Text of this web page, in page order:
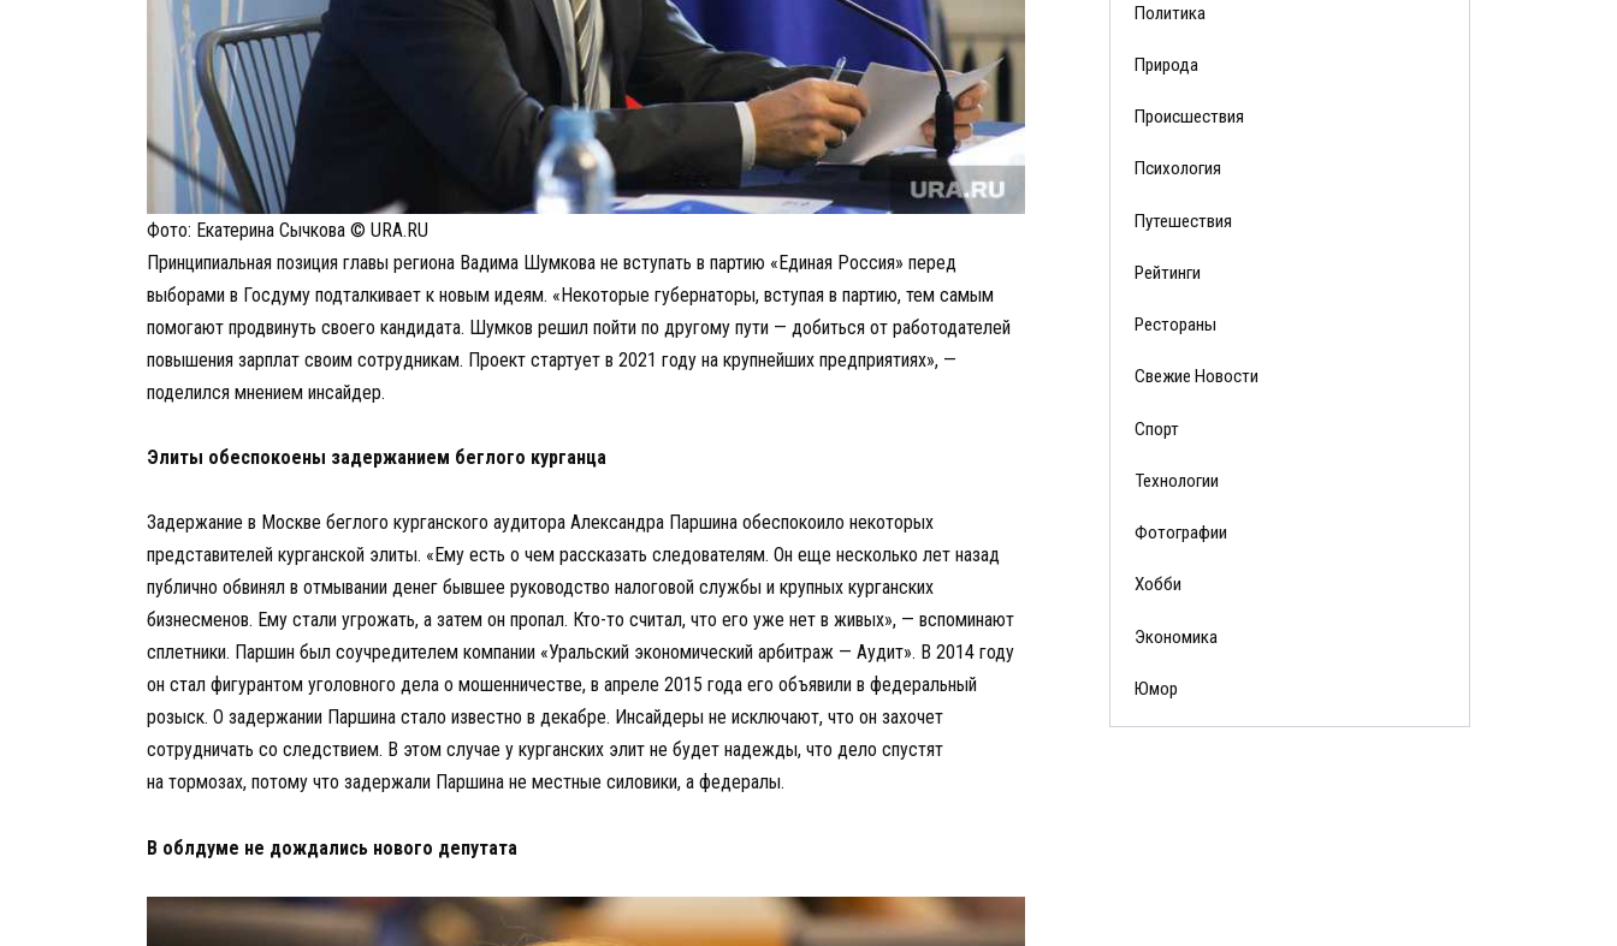
Фото: Екатерина Сычкова © URA.RU
Принципиальная позиция главы региона Вадима Шумкова не вступать в партию «Единая Россия» перед
выборами в Госдуму подталкивает к новым идеям. «Некоторые губернаторы, вступая в партию, тем самым
помогают продвинуть своего кандидата. Шумков решил пойти по другому пути — добиться от работодателей
повышения зарплат своим сотрудникам. Проект стартует в 2021 году на крупнейших предприятиях», —
поделился мнением инсайдер.
Элиты обеспокоены задержанием беглого курганца
Задержание в Москве беглого курганского аудитора Александра Паршина обеспокоило некоторых
представителей курганской элиты. «Ему есть о чем рассказать следователям. Он еще несколько лет назад
публично обвинял в отмывании денег бывшее руководство налоговой службы и крупных курганских
бизнесменов. Ему стали угрожать, а затем он пропал. Кто-то считал, что его уже нет в живых», — вспоминают
сплетники. Паршин был соучредителем компании «Уральский экономический арбитраж — Аудит». В 2014 году
он стал фигурантом уголовного дела о мошенничестве, в апреле 2015 года его объявили в федеральный
розыск. О задержании Паршина стало известно в декабре. Инсайдеры не исключают, что он захочет
сотрудничать со следствием. В этом случае у курганских элит не будет надежды, что дело спустят
на тормозах, потому что задержали Паршина не местные силовики, а федералы.
В облдуме не дождались нового депутата
Политика
Природа
Происшествия
Психология
Путешествия
Рейтинги
Рестораны
Свежие Новости
Спорт
Технологии
Фотографии
Хобби
Экономика
Юмор